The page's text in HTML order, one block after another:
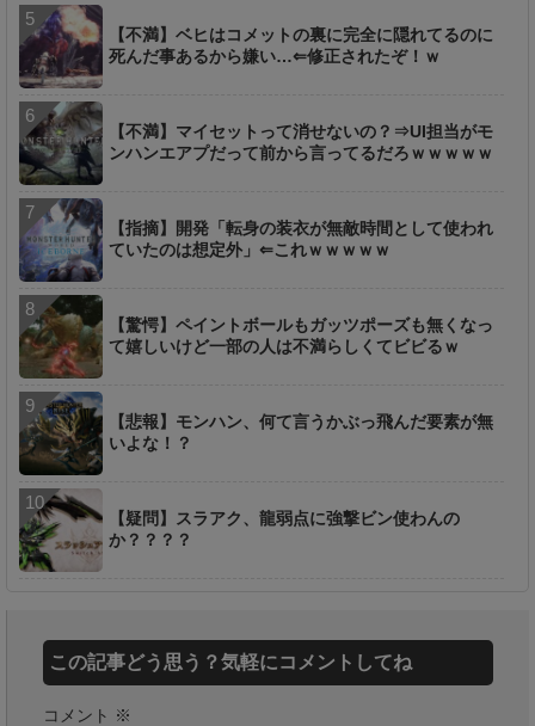
【不満】ベヒはコメットの裏に完全に隠れてるのに
死んだ事あるから嫌い…⇐修正されたぞ！ｗ
【不満】マイセットって消せないの？⇒UI担当がモ
ンハンエアプだって前から言ってるだろｗｗｗｗｗ
【指摘】開発「転身の装衣が無敵時間として使われ
ていたのは想定外」⇐これｗｗｗｗｗ
【驚愕】ペイントボールもガッツポーズも無くなっ
て嬉しいけど一部の人は不満らしくてビビるｗ
【悲報】モンハン、何て言うかぶっ飛んだ要素が無
いよな！？
【疑問】スラアク、龍弱点に強撃ビン使わんの
か？？？？
この記事どう思う？気軽にコメントしてね
コメント ※